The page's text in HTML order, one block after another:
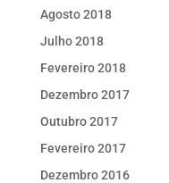
Agosto 2018
Julho 2018
Fevereiro 2018
Dezembro 2017
Outubro 2017
Fevereiro 2017
Dezembro 2016